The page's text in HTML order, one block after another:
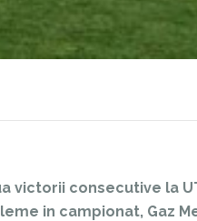
victorii consecutive la
in campionat, Gaz